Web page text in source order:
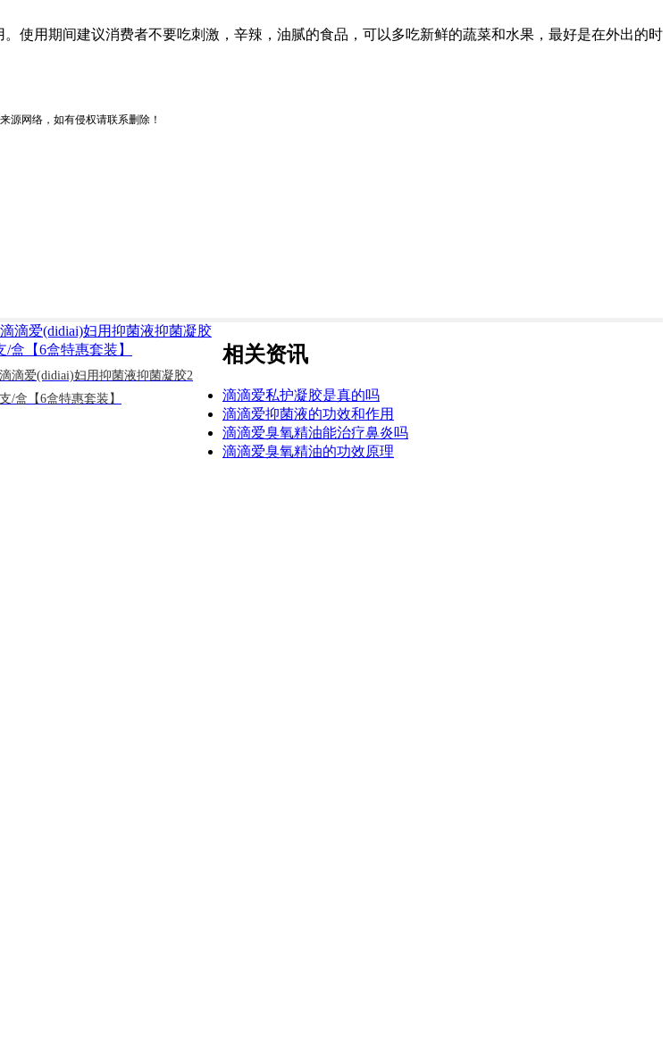
使用期间建议消费者不要吃刺激，辛辣，油腻的食品，可以多吃新鲜的蔬菜和水果，最好是在外出的时
源网络，如有侵权请联系删除！
滴滴爱(didiai)妇用抑菌液抑菌凝胶2
支/盒【6盒特惠套装】
相关资讯
滴滴爱私护凝胶是真的吗
滴滴爱抑菌液的功效和作用
滴滴爱臭氧精油能治疗鼻炎吗
滴滴爱臭氧精油的功效原理